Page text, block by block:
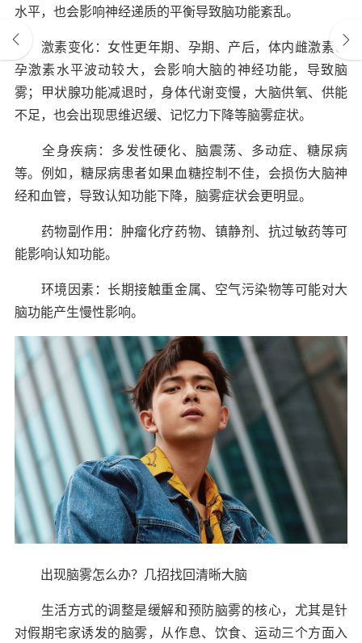
水平，也会影响神经递质的平衡导致脑功能紊乱。
激素变化：女性更年期、孕期、产后，体内雌激素、
孕激素水平波动较大，会影响大脑的神经功能，导致脑
雾；甲状腺功能减退时，身体代谢变慢，大脑供氧、供能
不足，也会出现思维迟缓、记忆力下降等脑雾症状。
全身疾病：多发性硬化、脑震荡、多动症、糖尿病
等。例如，糖尿病患者如果血糖控制不佳，会损伤大脑神
经和血管，导致认知功能下降，脑雾症状会更明显。
药物副作用：肿瘤化疗药物、镇静剂、抗过敏药等可
能影响认知功能。
环境因素：长期接触重金属、空气污染物等可能对大
脑功能产生慢性影响。
出现脑雾怎么办？几招找回清晰大脑
生活方式的调整是缓解和预防脑雾的核心，尤其是针
对假期宅家诱发的脑雾，从作息、饮食、运动三个方面入